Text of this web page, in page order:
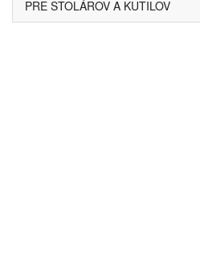
PRE STOLÁROV A KUTILOV